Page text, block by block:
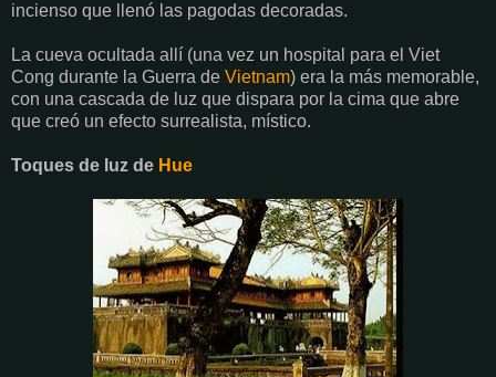
incienso que llenó las pagodas decoradas.
La cueva ocultada allí (una vez un hospital para el Viet
Cong durante la Guerra de Vietnam) era la más memorable,
con una cascada de luz que dispara por la cima que abre
que creó un efecto surrealista, místico.
Toques de luz de Hue